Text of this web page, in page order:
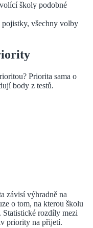
školy podobné
všechny volby
Priorita sama o
body z testů.
závisí výhradně na
o tom, na kterou školu
Statistické rozdíly mezi
priority na přijetí.